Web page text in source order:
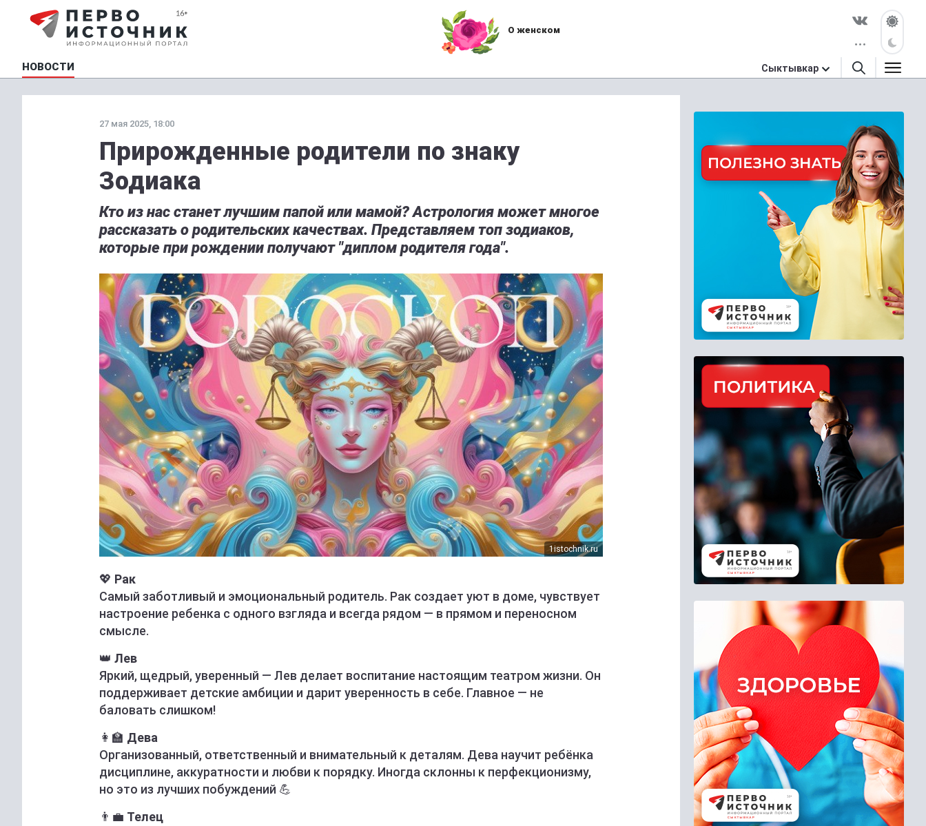
О женском
НОВОСТИ Сыктывкар
27 мая 2025, 18:00
Прирожденные родители по знаку
Зодиака
Кто из нас станет лучшим папой или мамой? Астрология может многое
рассказать о родительских качествах. Представляем топ зодиаков,
которые при рождении получают "диплом родителя года".
1istochnik.ru
💖 Рак
Самый заботливый и эмоциональный родитель. Рак создает уют в доме, чувствует
настроение ребенка с одного взгляда и всегда рядом — в прямом и переносном
смысле.
👑 Лев
Яркий, щедрый, уверенный — Лев делает воспитание настоящим театром жизни. Он
поддерживает детские амбиции и дарит уверенность в себе. Главное — не
баловать слишком!
👩‍🏫 Дева
Организованный, ответственный и внимательный к деталям. Дева научит ребёнка
дисциплине, аккуратности и любви к порядку. Иногда склонны к перфекционизму,
но это из лучших побуждений 💪
👨‍💼 Телец